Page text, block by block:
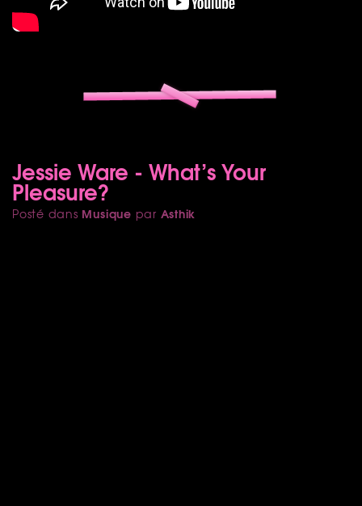
Jessie Ware - What’s Your
Pleasure?
Posté dans Musique par Asthik